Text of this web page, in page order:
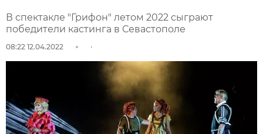
В спектакле "Грифон" летом 2022 сыграют
победители кастинга в Севастополе
08:22 12.04.2022